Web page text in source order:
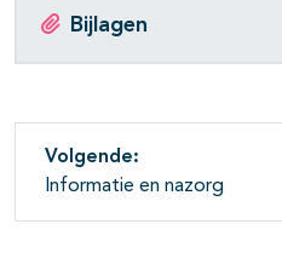
Bijlagen
Volgende:
Informatie en nazorg